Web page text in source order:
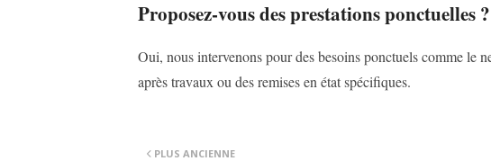
Proposez-vous des prestations ponctuelles ?
Oui, nous intervenons pour des besoins ponctuels comme le
après travaux ou des remises en état spécifiques.
PLUS ANCIENNE